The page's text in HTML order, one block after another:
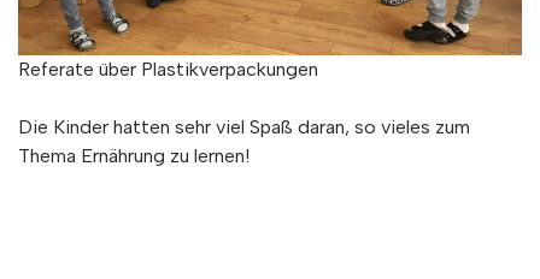
Referate über Plastikverpackungen
Die Kinder hatten sehr viel Spaß daran, so vieles zum
Thema Ernährung zu lernen!